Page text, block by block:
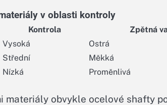
v oblasti kontroly
Kontrola Zpětná
Vysoká Ostrá
Střední Měkká
Nízká Proměnlivá
materiály obvykle ocelové shafty